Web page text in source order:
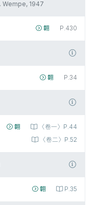
Wempe, 1947
翺 P.430
翺 P.34
翺
〈卷一〉P.44
〈卷二〉P.52
翺 P.35